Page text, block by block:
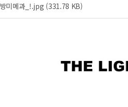
방미메과_!.jpg (331.78 KB)